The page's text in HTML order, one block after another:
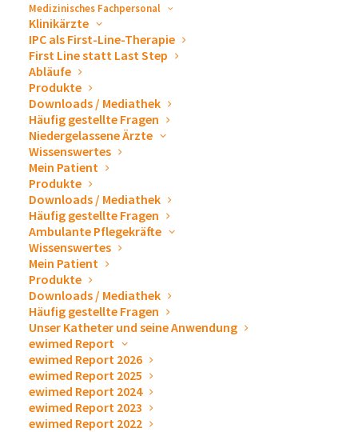
Medizinisches Fachpersonal
Klinikärzte
IPC als First-Line-Therapie
First Line statt Last Step
Abläufe
Produkte
Downloads / Mediathek
Häufig gestellte Fragen
Niedergelassene Ärzte
Wissenswertes
Mein Patient
Produkte
Downloads / Mediathek
Häufig gestellte Fragen
Ambulante Pflegekräfte
Wissenswertes
Mein Patient
Produkte
Downloads / Mediathek
Häufig gestellte Fragen
Unser Katheter und seine Anwendung
ewimed Report
ewimed Report 2026
ewimed Report 2025
ewimed Report 2024
ewimed Report 2023
ewimed Report 2022